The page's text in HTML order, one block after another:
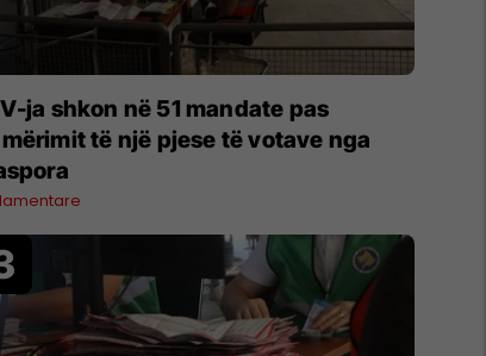
ja shkon në 51 mandate pas
të një pjese të votave nga